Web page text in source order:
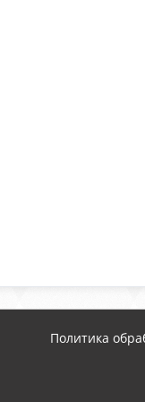
Политика